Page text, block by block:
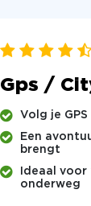
Gps /
Volg je
Een
brengt
Ideaal
onderweg